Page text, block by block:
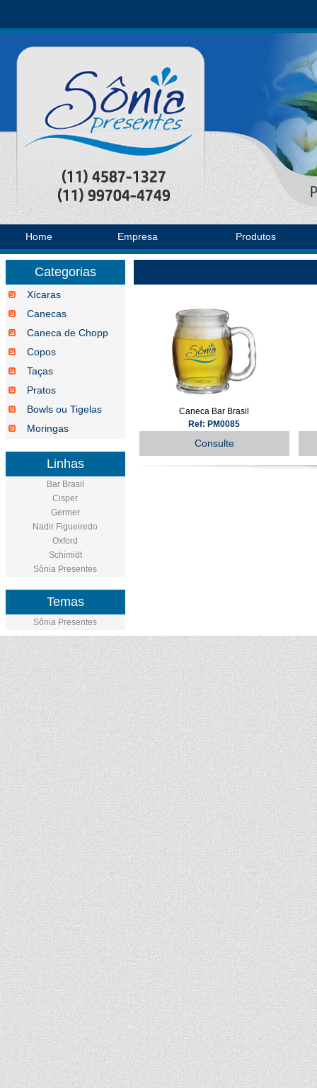
Home Empresa Produtos
Categorias
Xícaras
Canecas
Caneca de Chopp
Copos
Taças
Pratos
Bowls ou Tigelas
Moringas
Linhas
Bar Brasil
Cisper
Germer
Nadir Figueiredo
Oxford
Schimidt
Sônia Presentes
Temas
Sônia Presentes
Caneca Bar Brasil
Ref: PM0085
Consulte